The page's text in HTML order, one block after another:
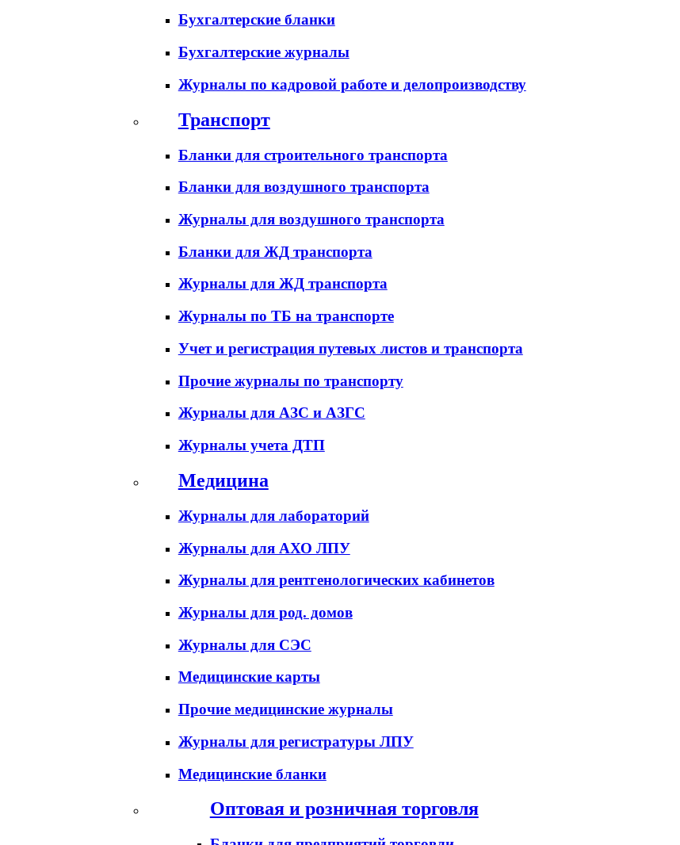
Бухгалтерские бланки
Бухгалтерские журналы
Журналы по кадровой работе и делопроизводству
Транспорт
Бланки для строительного транспорта
Бланки для воздушного транспорта
Журналы для воздушного транспорта
Бланки для ЖД транспорта
Журналы для ЖД транспорта
Журналы по ТБ на транспорте
Учет и регистрация путевых листов и транспорта
Прочие журналы по транспорту
Журналы для АЗС и АЗГС
Журналы учета ДТП
Медицина
Журналы для лабораторий
Журналы для АХО ЛПУ
Журналы для рентгенологических кабинетов
Журналы для род. домов
Журналы для СЭС
Медицинские карты
Прочие медицинские журналы
Журналы для регистратуры ЛПУ
Медицинские бланки
Оптовая и розничная торговля